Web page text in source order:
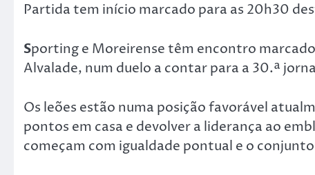
Partida tem início marcado para as 20h30
Sporting e Moreirense têm encontro
Alvalade, num duelo a contar para a 30.ª
Os leões estão numa posição favorável
pontos em casa e devolver a liderança ao
começam com igualdade pontual e o